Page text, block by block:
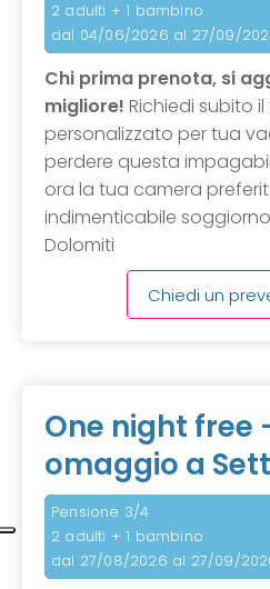
2 adulti + 1 bambino
dal 04/06/2026 al 27/09/
Chi prima prenota, si
migliore! Richiedi subito
personalizzato per tua
perdere questa
ora la tua camera
indimenticabile
Dolomiti
Chiedi un
One night free
omaggio a
Pensione 3/4
2 adulti + 1 bambino
dal 27/08/2026 al 27/09/